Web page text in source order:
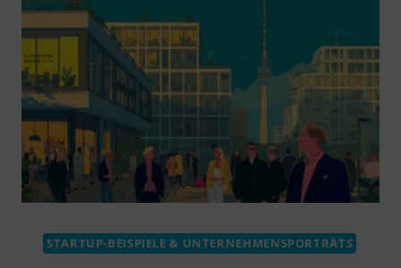
WELTWEIT
STARTUP-BEISPIELE & UNTERNEHMENSPORTRÄTS